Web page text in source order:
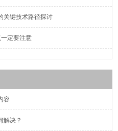
关键技术路径探讨
定要注意
容
解决？